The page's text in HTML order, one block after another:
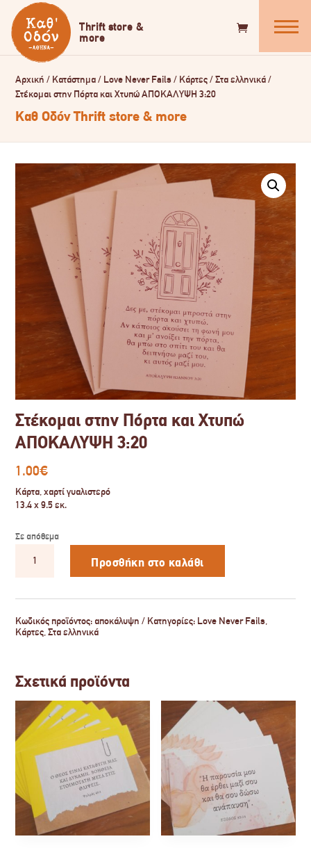
Αρχική / Κατάστημα/ Love Never Fails/ Κάρτες/Στα ελληνικά/
Στέκομαι στην Πόρτα και Χτυπώ ΑΠΟΚΑΛΥΨΗ 3:20
Καθ Οδόν Thrift store & more
Στέκομαι στην Πόρτα και Χτυπώ
ΑΠΟΚΑΛΥΨΗ 3:20
1.00€
Κάρτα, χαρτί γυαλιστερό
13.4 x 9.5 εκ.
Σε απόθεμα
στην
Χτυπώ
3:20
ποσότητα
Προσθήκη στο καλάθι
Κωδικός προϊόντος: αποκάλυψη Κατηγορίες: Love Never Fails,
Κάρτες,Στα ελληνικά
Σχετικά προϊόντα